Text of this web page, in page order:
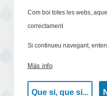
Com boi totes les webs,
correctament
Si continueu navegant,
Más info
Que si, que si...